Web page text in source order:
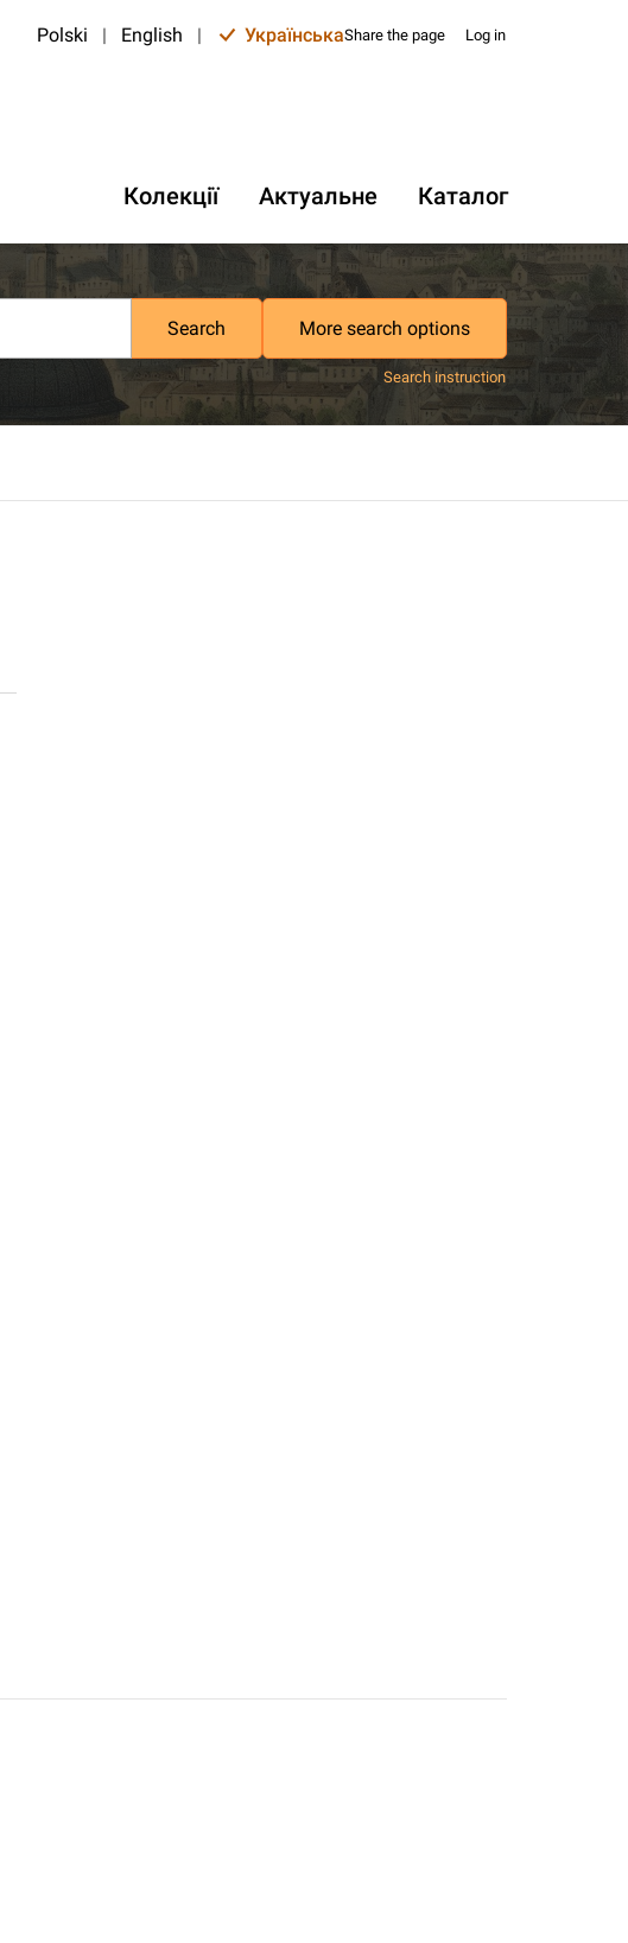
Polski | English | УкраїнськаShare the page Log in
Колекції Актуальне Каталог
Search More search options
Search instruction